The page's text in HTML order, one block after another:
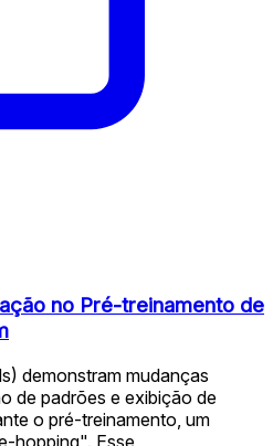
no Pré-treinamento de
demonstram mudanças
de padrões e exibição de
o pré-treinamento, um
hopping". Esse